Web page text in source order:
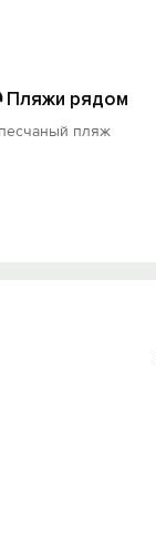
Пляжи рядом
песчаный пляж